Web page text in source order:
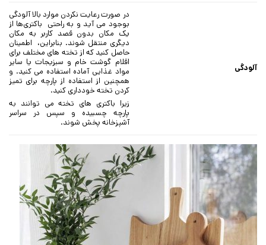
آلودگی
در صورت رعایت نکردن موارد بالا آلودگی
بوجود می آید و به راحتی باکتری‌ها از
یک مکان بدون قصد کاربر به مکان
دیگری منتقل شوند. بنابراین، اطمینان
حاصل کنید که از تخته های مختلف برای
اقلام گوشت خام و سبزیجات یا سایر
مواد غذایی آماده استفاده می کنید. و
همچنین از استفاده از پارچه برای تمیز
کردن تخته خودداری کنید.
زیرا باکتری های تخته می توانند به
پارچه چسبیده و سپس در سراسر
آشپزخانه پخش شوند.